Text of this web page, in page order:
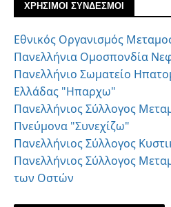
ΧΡΗΣΙΜΟΙ ΣΥΝΔΕΣΜΟΙ
Εθνικός Οργανισμός
Πανελλήνια Ομοσπονδία
Πανελλήνιο Σωματείο
Ελλάδας "Ηπαρχω"
Πανελλήνιος Σύλλογος
Πνεύμονα "Συνεχίζω"
Πανελλήνιος Σύλλογος
Πανελλήνιος Σύλλογος
των Οστών